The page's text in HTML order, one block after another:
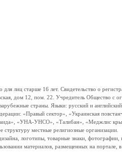
лиц старше 16 лет. Свидетельство о
дом 12, пом. 22. Учредитель Общество
страны. Языки: русский и
«Правый сектор», «Украинская
«УНА-УНСО», «Талибан», «Меджлис
местные религиозные организации.
логотипы, товарные знаки,
материалов, размещенных на